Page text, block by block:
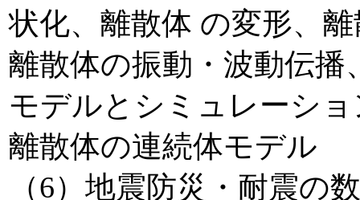
状化、離散体 の変形、
離散体の振動・波動伝
モデルとシミュレーシ
離散体の連続体モデル
（6）地震防災・耐震の